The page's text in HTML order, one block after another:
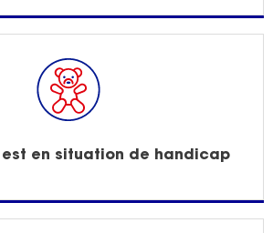
en situation de handicap